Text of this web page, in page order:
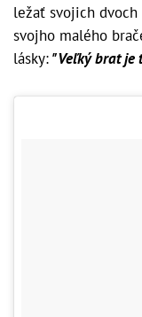
ležať svojich
svojho malého
lásky:"Veľký brat je